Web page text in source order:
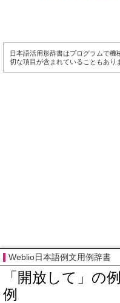
日本語活用形辞書はプログラムで機
切な項目が含まれていることもあり
Weblio日本語例文用例辞書
「開放して」の
例